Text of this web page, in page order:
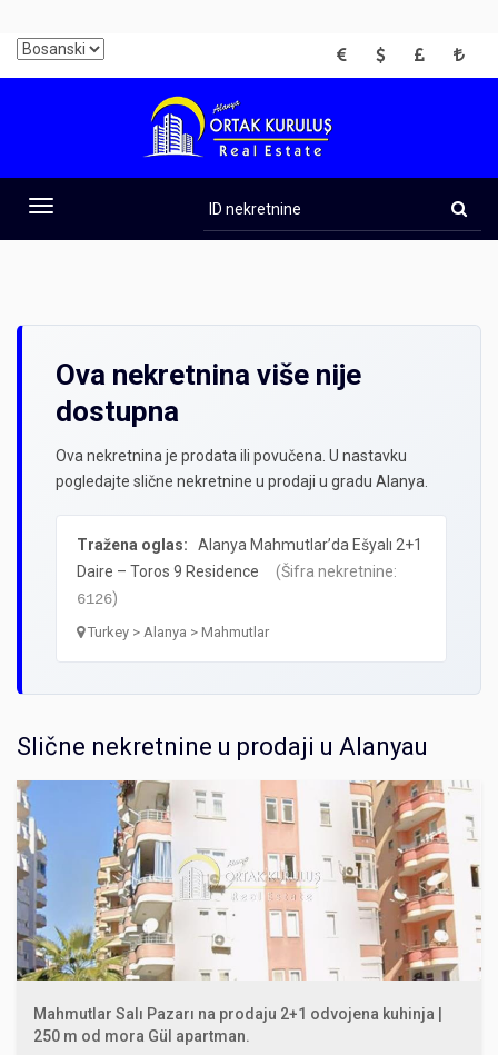
EUR USD GBP TRY
Toggle
navigation
nekretnine
Ova nekretnina više nije
dostupna
Ova nekretnina je prodata ili povučena. U nastavku
pogledajte slične nekretnine u prodaji u gradu Alanya.
Tražena oglas:
Alanya Mahmutlar’da Ešyalı 2+1
Daire – Toros 9 Residence
(Šifra nekretnine:
6126)
Turkey > Alanya > Mahmutlar
Slične nekretnine u prodaji u Alanyau
Mahmutlar Salı Pazarı na prodaju 2+1 odvojena kuhinja |
250 m od mora Gül apartman.